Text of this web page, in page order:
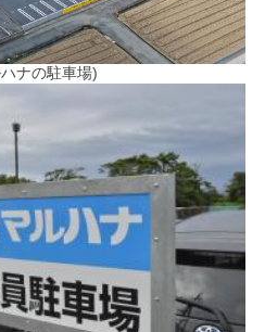
ナの駐車場)